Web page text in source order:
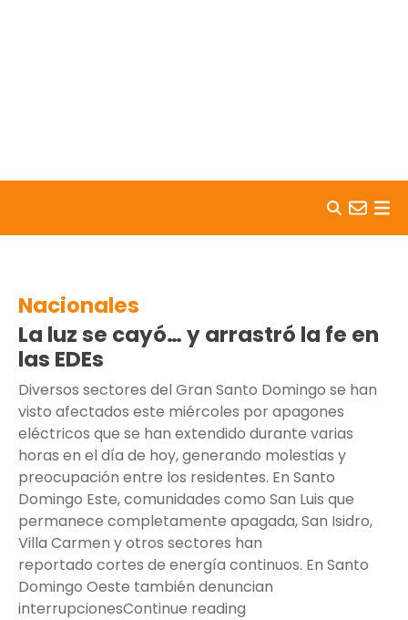
Nacionales
La luz se cayó… y arrastró la fe en
las EDEs
Diversos sectores del Gran Santo Domingo se han
visto afectados este miércoles por apagones
eléctricos que se han extendido durante varias
horas en el día de hoy, generando molestias y
preocupación entre los residentes. En Santo
Domingo Este, comunidades como San Luis que
permanece completamente apagada, San Isidro,
Villa Carmen y otros sectores han
reportado cortes de energía continuos. En Santo
Domingo Oeste también denuncian
interrupcionesContinue reading